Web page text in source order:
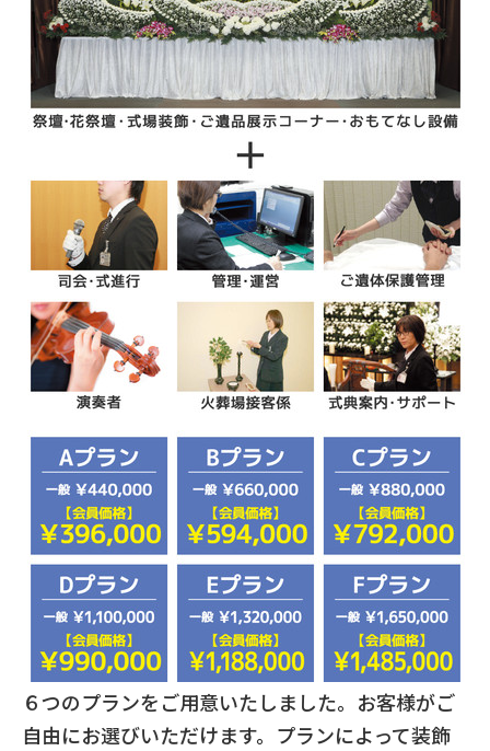
６つのプランをご用意いたしました。お客様がご
自由にお選びいただけます。プランによって装飾